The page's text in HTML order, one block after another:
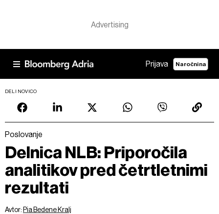
Prijava Naročnina
DELI NOVICO
Poslovanje
Delnica NLB: Priporočila
analitikov pred četrtletnimi
rezultati
Avtor: Pia Bedene Kralj